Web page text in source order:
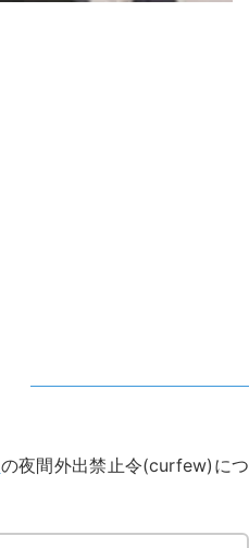
の夜間外出禁止令(curfew)につ